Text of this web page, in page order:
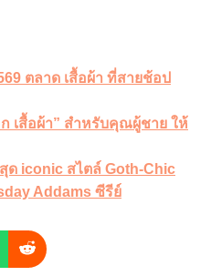
ตลาด เสื้อผ้า ที่สายช้อป
เสื้อผ้า” สำหรับคุณผู้ชาย ให้
ด iconic สไตล์ Goth-Chic
Addams ซีรีย์